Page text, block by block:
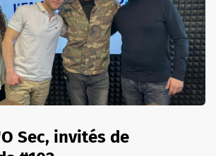
Sec, invités de